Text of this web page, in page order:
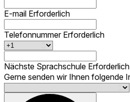
E-mail Erforderlich
Telefonnummer Erforderlich
Nächste Sprachschule Erforderlich
Gerne senden wir Ihnen folgende